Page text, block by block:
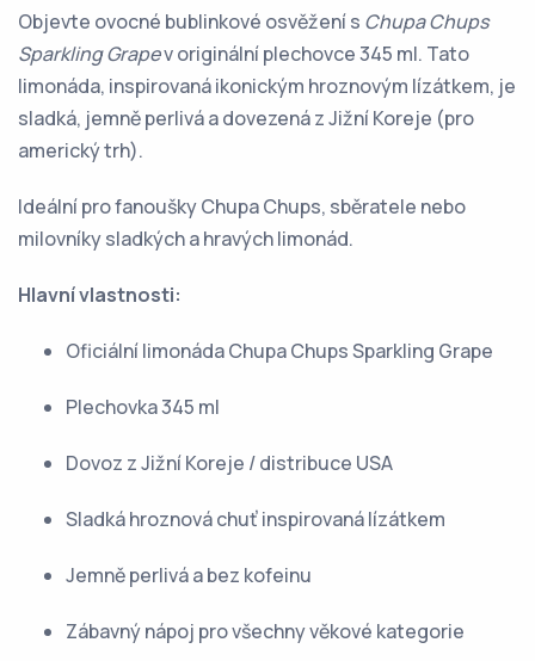
Objevte ovocné bublinkové osvěžení s Chupa Chups
Sparkling Grapev originální plechovce 345 ml. Tato
limonáda, inspirovaná ikonickým hroznovým lízátkem, je
sladká, jemně perlivá a dovezená z Jižní Koreje (pro
americký trh).
Ideální pro fanoušky Chupa Chups, sběratele nebo
milovníky sladkých a hravých limonád.
Hlavní vlastnosti:
Oficiální limonáda Chupa Chups Sparkling Grape
Plechovka 345 ml
Dovoz z Jižní Koreje / distribuce USA
Sladká hroznová chuť inspirovaná lízátkem
Jemně perlivá a bez kofeinu
Zábavný nápoj pro všechny věkové kategorie